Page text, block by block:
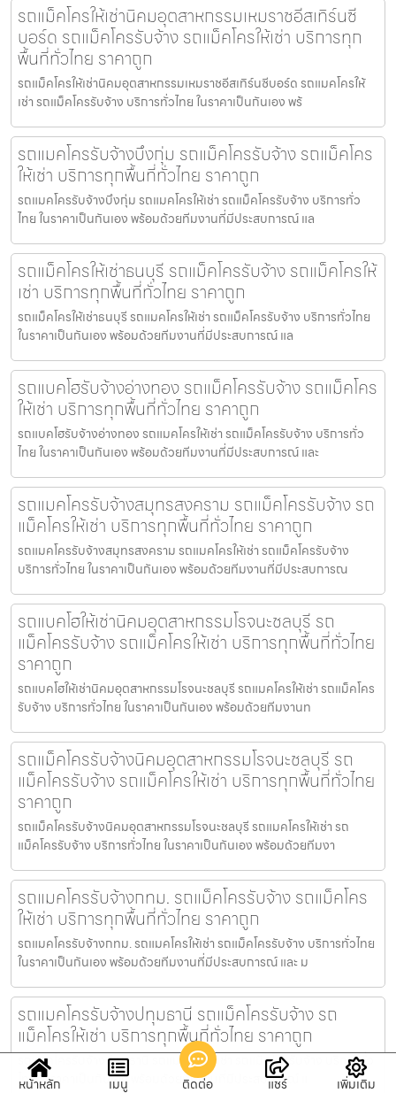
รถแม็คโครให้เช่านิคมอุตสาหกรรมเหมราชอีสเทิร์นซี
บอร์ด รถแม็คโครรับจ้าง รถแม็คโครให้เช่า บริการทุก
พื้นที่ทั่วไทย ราคาถูก
รถแม็คโครให้เช่านิคมอุตสาหกรรมเหมราชอีสเทิร์นซีบอร์ด รถแมคโครให้
เช่า รถแม็คโครรับจ้าง บริการทั่วไทย ในราคาเป็นกันเอง พร้
รถแมคโครรับจ้างบึงกุ่ม รถแม็คโครรับจ้าง รถแม็คโคร
ให้เช่า บริการทุกพื้นที่ทั่วไทย ราคาถูก
รถแมคโครรับจ้างบึงกุ่ม รถแมคโครให้เช่า รถแม็คโครรับจ้าง บริการทั่ว
ไทย ในราคาเป็นกันเอง พร้อมด้วยทีมงานที่มีประสบการณ์ แล
รถแม็คโครให้เช่าธนบุรี รถแม็คโครรับจ้าง รถแม็คโครให้
เช่า บริการทุกพื้นที่ทั่วไทย ราคาถูก
รถแม็คโครให้เช่าธนบุรี รถแมคโครให้เช่า รถแม็คโครรับจ้าง บริการทั่วไทย
ในราคาเป็นกันเอง พร้อมด้วยทีมงานที่มีประสบการณ์ แล
รถแบคโฮรับจ้างอ่างทอง รถแม็คโครรับจ้าง รถแม็คโคร
ให้เช่า บริการทุกพื้นที่ทั่วไทย ราคาถูก
รถแบคโฮรับจ้างอ่างทอง รถแมคโครให้เช่า รถแม็คโครรับจ้าง บริการทั่ว
ไทย ในราคาเป็นกันเอง พร้อมด้วยทีมงานที่มีประสบการณ์ และ
รถแมคโครรับจ้างสมุทรสงคราม รถแม็คโครรับจ้าง รถ
แม็คโครให้เช่า บริการทุกพื้นที่ทั่วไทย ราคาถูก
รถแมคโครรับจ้างสมุทรสงคราม รถแมคโครให้เช่า รถแม็คโครรับจ้าง
บริการทั่วไทย ในราคาเป็นกันเอง พร้อมด้วยทีมงานที่มีประสบการณ
รถแบคโฮให้เช่านิคมอุตสาหกรรมโรจนะชลบุรี รถ
แม็คโครรับจ้าง รถแม็คโครให้เช่า บริการทุกพื้นที่ทั่วไทย
ราคาถูก
รถแบคโฮให้เช่านิคมอุตสาหกรรมโรจนะชลบุรี รถแมคโครให้เช่า รถแม็คโคร
รับจ้าง บริการทั่วไทย ในราคาเป็นกันเอง พร้อมด้วยทีมงานท
รถแม็คโครรับจ้างนิคมอุตสาหกรรมโรจนะชลบุรี รถ
แม็คโครรับจ้าง รถแม็คโครให้เช่า บริการทุกพื้นที่ทั่วไทย
ราคาถูก
รถแม็คโครรับจ้างนิคมอุตสาหกรรมโรจนะชลบุรี รถแมคโครให้เช่า รถ
แม็คโครรับจ้าง บริการทั่วไทย ในราคาเป็นกันเอง พร้อมด้วยทีมงา
รถแมคโครรับจ้างกทม. รถแม็คโครรับจ้าง รถแม็คโคร
ให้เช่า บริการทุกพื้นที่ทั่วไทย ราคาถูก
รถแมคโครรับจ้างกทม. รถแมคโครให้เช่า รถแม็คโครรับจ้าง บริการทั่วไทย
ในราคาเป็นกันเอง พร้อมด้วยทีมงานที่มีประสบการณ์ และ ม
รถแมคโครรับจ้างปทุมธานี รถแม็คโครรับจ้าง รถ
แม็คโครให้เช่า บริการทุกพื้นที่ทั่วไทย ราคาถูก
รถแมคโครรับจ้างปทุมธานี รถแมคโครให้เช่า รถแม็คโครรับจ้าง บริการทั่ว
ไทย ในราคาเป็นกันเอง พร้อมด้วยทีมงานที่มีประสบการณ์ แ
หน้าหลัก เมนู ติดต่อ แชร์ เพิ่มเติม